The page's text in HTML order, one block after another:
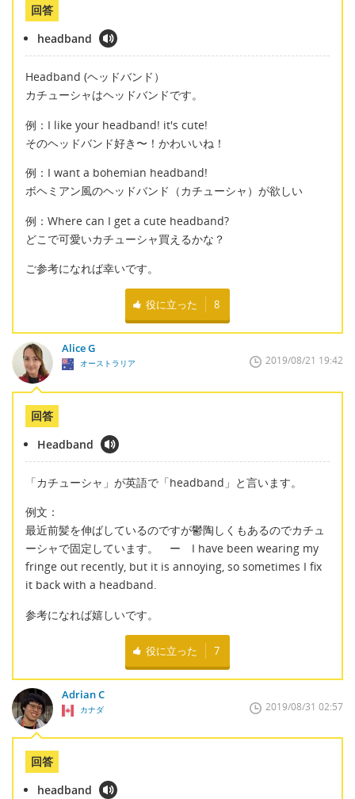
回答
headband
Headband (ヘッドバンド）
カチューシャはヘッドバンドです。
例：I like your headband! it's cute!
そのヘッドバンド好き〜！かわいいね！
例：I want a bohemian headband!
ボヘミアン風のヘッドバンド（カチューシャ）が欲しい
例：Where can I get a cute headband?
どこで可愛いカチューシャ買えるかな？
ご参考になれば幸いです。
役に立った 8
Alice G
オーストラリア 2019/08/21 19:42
回答
Headband
「カチューシャ」が英語で「headband」と言います。
例文：
最近前髪を伸ばしているのですが鬱陶しくもあるのでカチュ
ーシャで固定しています。 ー I have been wearing my
fringe out recently, but it is annoying, so sometimes I fix
it back with a headband.
参考になれば嬉しいです。
役に立った 7
Adrian C
カナダ 2019/08/31 02:57
回答
headband